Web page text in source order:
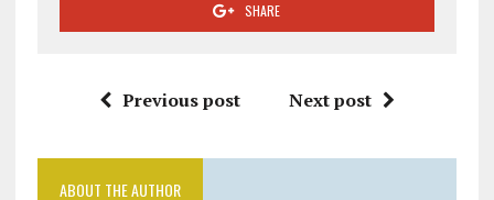
SHARE
Previous post Next post
ABOUT THE AUTHOR